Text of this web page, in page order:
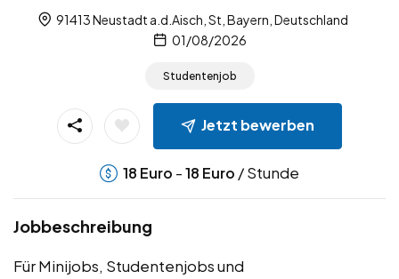
91413 Neustadt a.d.Aisch, St, Bayern, Deutschland
01/08/2026
Studentenjob
Jetzt bewerben
18 Euro -18 Euro / Stunde
Jobbeschreibung
Für Minijobs, Studentenjobs und